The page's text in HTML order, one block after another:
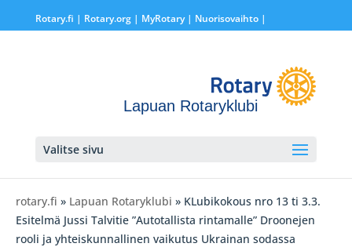
Rotary.fi | Rotary.org| MyRotary | Nuorisovaihto|
Lapuan Rotaryklubi
Valitse sivu
rotary.fi » Lapuan Rotaryklubi » KLubikokous nro 13 ti 3.3.
Esitelmä Jussi Talvitie ”Autotallista rintamalle” Droonejen
rooli ja yhteiskunnallinen vaikutus Ukrainan sodassa